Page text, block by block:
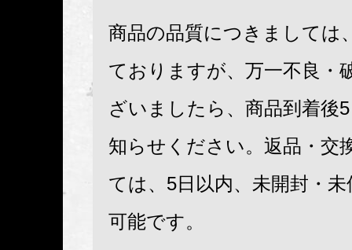
商品の品質につきましては
ておりますが、万一不良・
ざいましたら、商品到着後
知らせください。返品・交
ては、5日以内、未開封・
可能です。